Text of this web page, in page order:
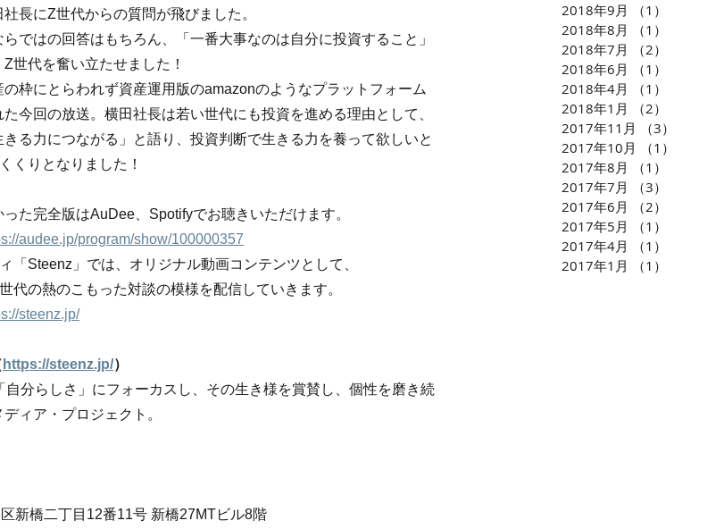
長にZ世代からの質問が飛びました。
ではの回答はもちろん、「一番大事なのは自分に投資すること」
世代を奮い立たせました！
枠にとらわれず資産運用版のamazonのようなプラットフォーム
今回の放送。横田社長は若い世代にも投資を進める理由として、
きる力につながる」と語り、投資判断で生きる力を養って欲しいと
くりとなりました！
た完全版はAuDee、Spotifyでお聴きいただけます。
audee.jp/program/show/100000357
「Steenz」では、オリジナル動画コンテンツとして、
代の熱のこもった対談の模様を配信していきます。
steenz.jp/
https://steenz.jp/）
分らしさ」にフォーカスし、その生き様を賞賛し、個性を磨き続
ィア・プロジェクト。
新橋二丁目12番11号 新橋27MTビル8階
2018年9月
（1）
2018年8月
（1）
2018年7月
（2）
2018年6月
（1）
2018年4月
（1）
2018年1月
（2）
2017年11月
（3）
2017年10月
（1）
2017年8月
（1）
2017年7月
（3）
2017年6月
（2）
2017年5月
（1）
2017年4月
（1）
2017年1月
（1）